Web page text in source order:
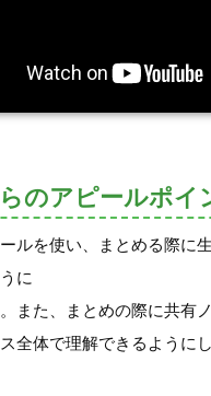
のアピールポイ
ルを使い、まとめる際に
に
また、まとめの際に共有
全体で理解できるように